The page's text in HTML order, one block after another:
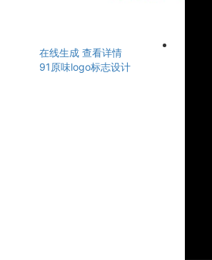
在线生成 查看详情
91原味logo标志设计